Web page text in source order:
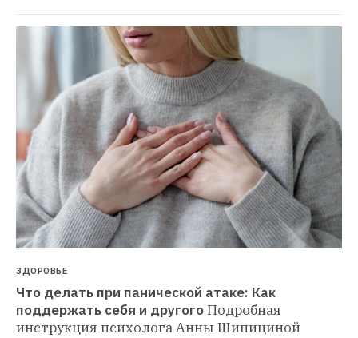
ЗДОРОВЬЕ
Что делать при панической атаке: Как
поддержать себя и другогоПодробная
инструкция психолога Анны Шипициной